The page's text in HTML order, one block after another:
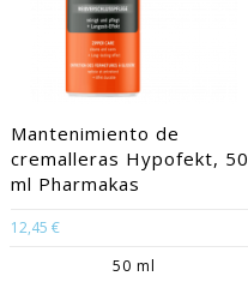
Mantenimiento de
cremalleras Hypofekt, 50
ml Pharmakas
12,45 €
50 ml